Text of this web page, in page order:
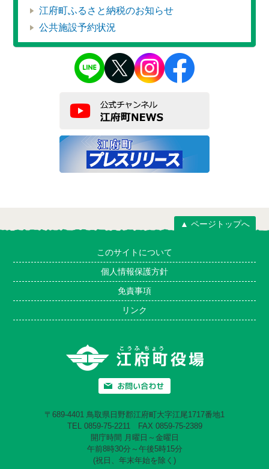
江府町ふるさと納税のお知らせ
公共施設予約状況
▲ ページトップへ
このサイトについて
個人情報保護方針
免責事項
リンク
〒689-4401 鳥取県日野郡江府町大字江尾1717番地1
TEL 0859-75-2211 FAX 0859-75-2389
開庁時間 月曜日～金曜日
午前8時30分～午後5時15分
(祝日、年末年始を除く)